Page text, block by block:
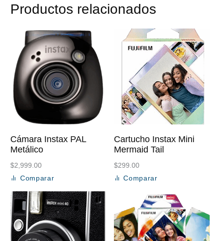
Productos relacionados
Cámara Instax PAL
Metálico
$2,999.00
Añadir al carrito
Comparar
Cartucho Instax Mini
Mermaid Tail
$299.00
Añadir al carrito
Comparar